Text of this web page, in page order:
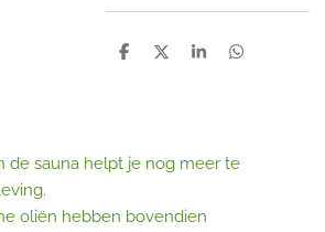
D
D
S
D
de sauna helpt je nog meer te
oliën hebben bovendien